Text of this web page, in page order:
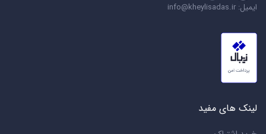
ایمیل: info@kheylisadas.ir
لینک های مفید